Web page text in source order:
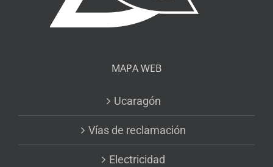
MAPA WEB
Ucaragón
Vías de reclamación
Electricidad